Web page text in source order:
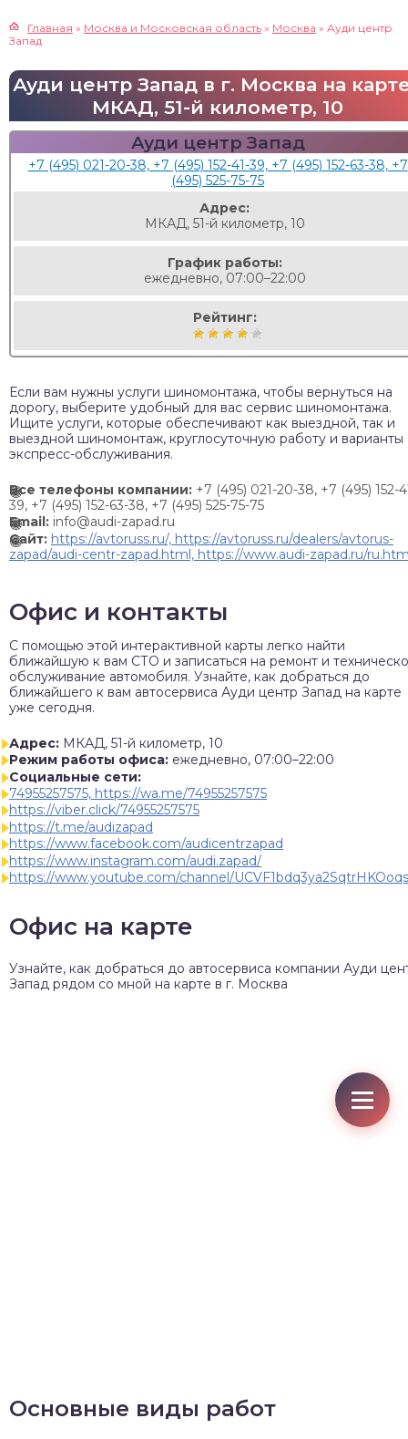
Главная » Москва и Московская область » Москва » Ауди центр
Запад
Ауди центр Запад в г. Москва на
МКАД, 51-й километр, 10
Ауди центр Запад
+7 (495) 021-20-38, +7 (495) 152-41-39, +7 (495) 152-63-38, +7
(495) 525-75-75
Адрес:
МКАД, 51-й километр, 10
График работы:
ежедневно, 07:00–22:00
Рейтинг:
Если вам нужны услуги шиномонтажа, чтобы вернуться на
дорогу, выберите удобный для вас сервис шиномонтажа.
Ищите услуги, которые обеспечивают как выездной, так и
выездной шиномонтаж, круглосуточную работу и варианты
экспресс-обслуживания.
Все телефоны компании: +7 (495) 021-20-38, +7 (495) 152-
39, +7 (495) 152-63-38, +7 (495) 525-75-75
Email: info@audi-zapad.ru
Сайт: https://avtoruss.ru/, https://avtoruss.ru/dealers/avtorus-
zapad/audi-centr-zapad.html, https://www.audi-zapad.ru/
Офис и контакты
C помощью этой интерактивной карты легко найти
ближайшую к вам СТО и записаться на ремонт и
обслуживание автомобиля. Узнайте, как добраться до
ближайшего к вам автосервиса Ауди центр Запад на карте
уже сегодня.
Адрес: МКАД, 51-й километр, 10
Режим работы офиса: ежедневно, 07:00–22:00
Социальные сети:
74955257575, https://wa.me/74955257575
https://viber.click/74955257575
https://t.me/audizapad
https://www.facebook.com/audicentrzapad
https://www.instagram.com/audi.zapad/
https://www.youtube.com/channel/
Офис на карте
Узнайте, как добраться до автосервиса компании Ауди
Запад рядом со мной на карте в г. Москва
Основные виды работ